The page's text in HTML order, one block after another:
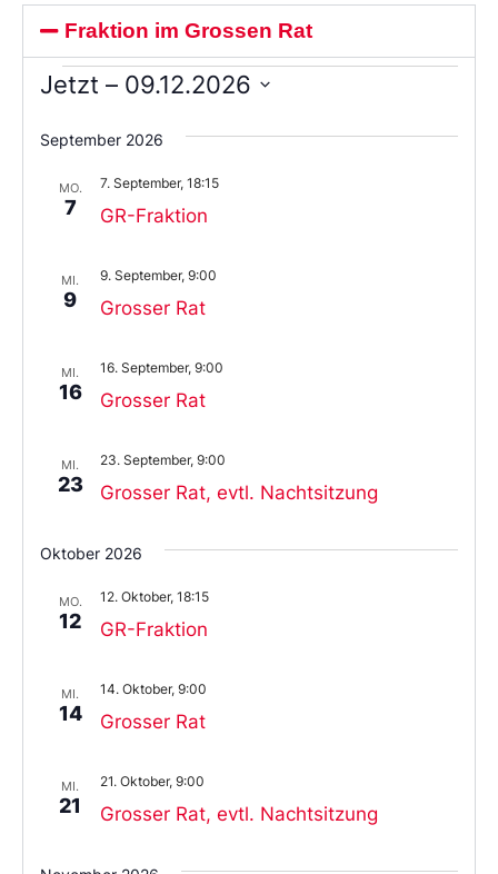
Fraktion im Grossen Rat
Jetzt – 09.12.2026
Sie
das
aus.
September 2026
MO.
7 GR-Fraktion
7. September, 18:15
MI.
9 Grosser Rat
9. September, 9:00
MI.
16 Grosser Rat
16. September, 9:00
MI.
23 Grosser Rat, evtl. Nachtsitzung
23. September, 9:00
Oktober 2026
MO.
12 GR-Fraktion
12. Oktober, 18:15
MI.
14 Grosser Rat
14. Oktober, 9:00
MI.
21 Grosser Rat, evtl. Nachtsitzung
21. Oktober, 9:00